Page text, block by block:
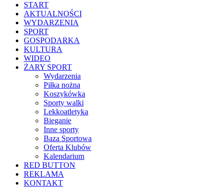
START
AKTUALNOŚCI
WYDARZENIA
SPORT
GOSPODARKA
KULTURA
WIDEO
ŻARY SPORT
Wydarzenia
Piłka nożna
Koszykówka
Sporty walki
Lekkoatletyka
Bieganie
Inne sporty
Baza Sportowa
Oferta Klubów
Kalendarium
RED BUTTON
REKLAMA
KONTAKT